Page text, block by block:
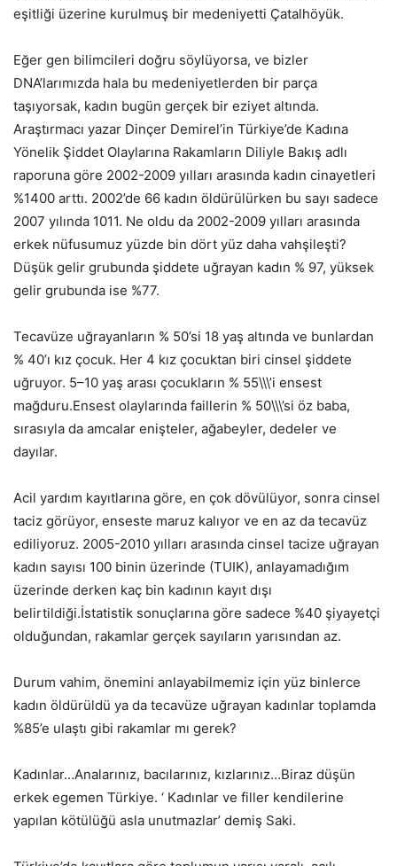
eşitliği üzerine kurulmuş bir medeniyetti Çatalhöyük.
Eğer gen bilimcileri doğru söylüyorsa, ve bizler
DNA’larımızda hala bu medeniyetlerden bir parça
taşıyorsak, kadın bugün gerçek bir eziyet altında.
Araştırmacı yazar Dinçer Demirel’in Türkiye’de Kadına
Yönelik Şiddet Olaylarına Rakamların Diliyle Bakış adlı
raporuna göre 2002-2009 yılları arasında kadın cinayetleri
%1400 arttı. 2002’de 66 kadın öldürülürken bu sayı sadece
2007 yılında 1011. Ne oldu da 2002-2009 yılları arasında
erkek nüfusumuz yüzde bin dört yüz daha vahşileşti?
Düşük gelir grubunda şiddete uğrayan kadın % 97, yüksek
gelir grubunda ise %77.
Tecavüze uğrayanların % 50’si 18 yaş altında ve bunlardan
% 40’ı kız çocuk. Her 4 kız çocuktan biri cinsel şiddete
uğruyor. 5–10 yaş arası çocukların % 55\\\’i ensest
mağduru.Ensest olaylarında faillerin % 50\\\’si öz baba,
sırasıyla da amcalar enişteler, ağabeyler, dedeler ve
dayılar.
Acil yardım kayıtlarına göre, en çok dövülüyor, sonra cinsel
taciz görüyor, enseste maruz kalıyor ve en az da tecavüz
ediliyoruz. 2005-2010 yılları arasında cinsel tacize uğrayan
kadın sayısı 100 binin üzerinde (TUIK), anlayamadığım
üzerinde derken kaç bin kadının kayıt dışı
belirtildiği.İstatistik sonuçlarına göre sadece %40 şiyayetçi
olduğundan, rakamlar gerçek sayıların yarısından az.
Durum vahim, önemini anlayabilmemiz için yüz binlerce
kadın öldürüldü ya da tecavüze uğrayan kadınlar toplamda
%85’e ulaştı gibi rakamlar mı gerek?
Kadınlar…Analarınız, bacılarınız, kızlarınız…Biraz düşün
erkek egemen Türkiye. ‘ Kadınlar ve filler kendilerine
yapılan kötülüğü asla unutmazlar’ demiş Saki.